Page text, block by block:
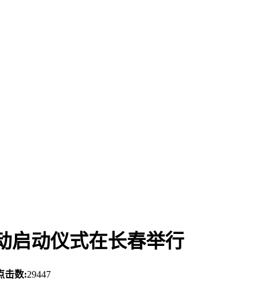
启动仪式在长春举行
击数:29447